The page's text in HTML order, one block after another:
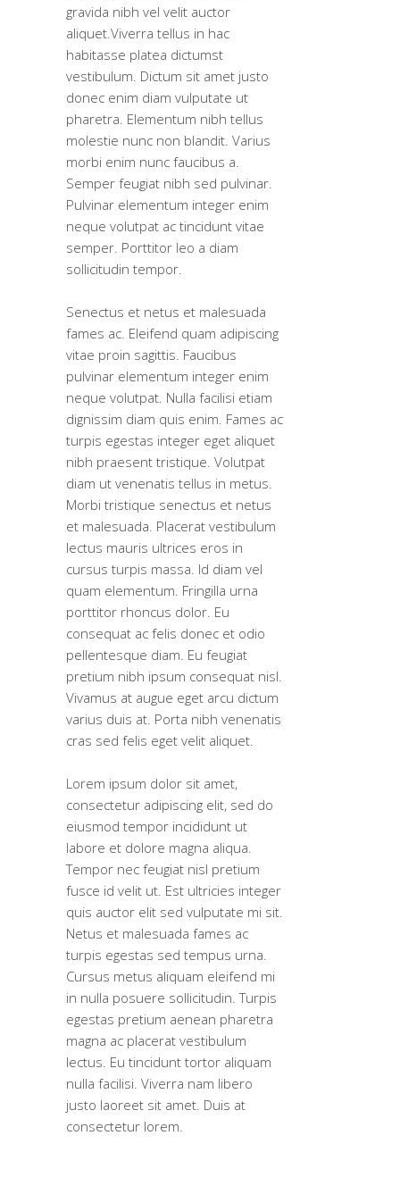
gravida nibh vel velit auctor
aliquet.Viverra tellus in hac
habitasse platea dictumst
vestibulum. Dictum sit amet justo
donec enim diam vulputate ut
pharetra. Elementum nibh tellus
molestie nunc non blandit. Varius
morbi enim nunc faucibus a.
Semper feugiat nibh sed pulvinar.
Pulvinar elementum integer enim
neque volutpat ac tincidunt vitae
semper. Porttitor leo a diam
sollicitudin tempor.
Senectus et netus et malesuada
fames ac. Eleifend quam adipiscing
vitae proin sagittis. Faucibus
pulvinar elementum integer enim
neque volutpat. Nulla facilisi etiam
dignissim diam quis enim. Fames ac
turpis egestas integer eget aliquet
nibh praesent tristique. Volutpat
diam ut venenatis tellus in metus.
Morbi tristique senectus et netus
et malesuada. Placerat vestibulum
lectus mauris ultrices eros in
cursus turpis massa. Id diam vel
quam elementum. Fringilla urna
porttitor rhoncus dolor. Eu
consequat ac felis donec et odio
pellentesque diam. Eu feugiat
pretium nibh ipsum consequat nisl.
Vivamus at augue eget arcu dictum
varius duis at. Porta nibh venenatis
cras sed felis eget velit aliquet.
Lorem ipsum dolor sit amet,
consectetur adipiscing elit, sed do
eiusmod tempor incididunt ut
labore et dolore magna aliqua.
Tempor nec feugiat nisl pretium
fusce id velit ut. Est ultricies integer
quis auctor elit sed vulputate mi sit.
Netus et malesuada fames ac
turpis egestas sed tempus urna.
Cursus metus aliquam eleifend mi
in nulla posuere sollicitudin. Turpis
egestas pretium aenean pharetra
magna ac placerat vestibulum
lectus. Eu tincidunt tortor aliquam
nulla facilisi. Viverra nam libero
justo laoreet sit amet. Duis at
consectetur lorem.